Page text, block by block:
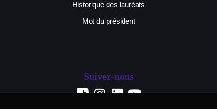
Historique des lauréats
Mot du président
Suivez-nous